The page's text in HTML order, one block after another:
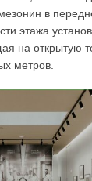
в
этажа
на открытую
метров.